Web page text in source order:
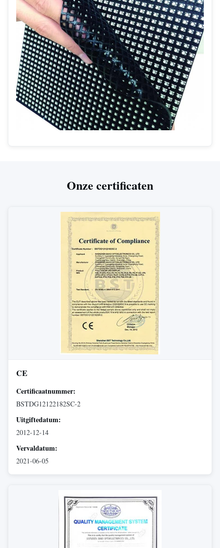
Onze certificaten
CE
Certificaatnummer:
BSTDG12122182SC-2
Uitgiftedatum:
2012-12-14
Vervaldatum:
2021-06-05